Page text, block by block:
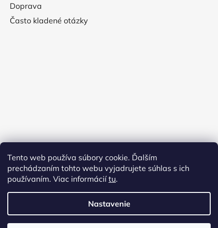
Tento web používa súbory cookie. Ďalším
prechádzaním tohto webu vyjadrujete súhlas s ich
používaním. Viac informáciítu.
Nastavenie
Doprava
Často kladené otázky